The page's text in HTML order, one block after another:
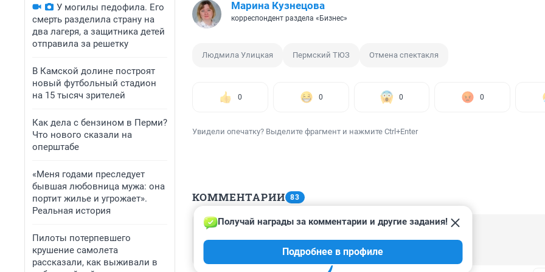
У могилы педофила. Его
смерть разделила страну на
два лагеря, а защитника детей
отправила за решетку
В Камской долине построят
новый футбольный стадион
на 15 тысяч зрителей
Как дела с бензином в Перми?
Что нового сказали на
оперштабе
«Меня годами преследует
бывшая любовница мужа: она
портит жилье и угрожает».
Реальная история
Пилоты потерпевшего
крушение самолета
рассказали, как выживали в
Марина Кузнецова
корреспондент раздела «Бизнес»
Людмила Улицкая Пермский ТЮЗ Отмена спектакля
0 0 0 0
Увидели опечатку? Выделите фрагмент и нажмите Ctrl+Enter
КОММЕНТАРИИ 83
Гость
Шли на ваше лечение в психушке
Получай награды за комментарии и другие задания!
Подробнее в профиле